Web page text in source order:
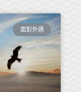
面對外遇